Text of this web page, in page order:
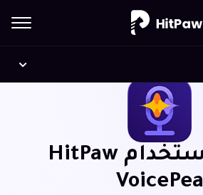
دليل لاستخدام HitPaw
VoicePea